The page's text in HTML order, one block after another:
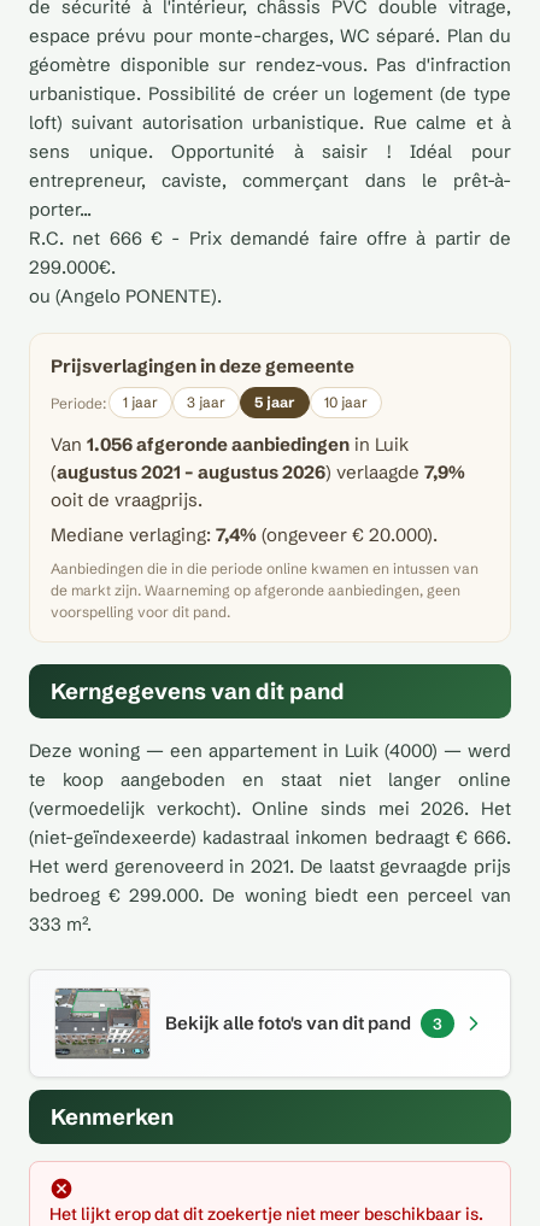
de sécurité à l'intérieur, châssis PVC double vitrage,
espace prévu pour monte-charges, WC séparé. Plan du
géomètre disponible sur rendez-vous. Pas d'infraction
urbanistique. Possibilité de créer un logement (de type
loft) suivant autorisation urbanistique. Rue calme et à
sens unique. Opportunité à saisir ! Idéal pour
entrepreneur, caviste, commerçant dans le prêt-à-
porter...
R.C. net 666 € - Prix demandé faire offre à partir de
299.000€.
ou (Angelo PONENTE).
Prijsverlagingen in deze gemeente
Periode: 1 jaar 3 jaar 5 jaar 10 jaar
Van 1.056 afgeronde aanbiedingen in Luik
(augustus 2021 – augustus 2026) verlaagde 7,9%
ooit de vraagprijs.
Mediane verlaging: 7,4% (ongeveer € 20.000).
Aanbiedingen die in die periode online kwamen en intussen van
de markt zijn. Waarneming op afgeronde aanbiedingen, geen
voorspelling voor dit pand.
Kerngegevens van dit pand
Deze woning — een appartement in Luik (4000) — werd
te koop aangeboden en staat niet langer online
(vermoedelijk verkocht). Online sinds mei 2026. Het
(niet-geïndexeerde) kadastraal inkomen bedraagt € 666.
Het werd gerenoveerd in 2021. De laatst gevraagde prijs
bedroeg € 299.000. De woning biedt een perceel van
333 m².
Bekijk alle foto's van dit pand 3
Kenmerken
Het lijkt erop dat dit zoekertje niet meer beschikbaar is.